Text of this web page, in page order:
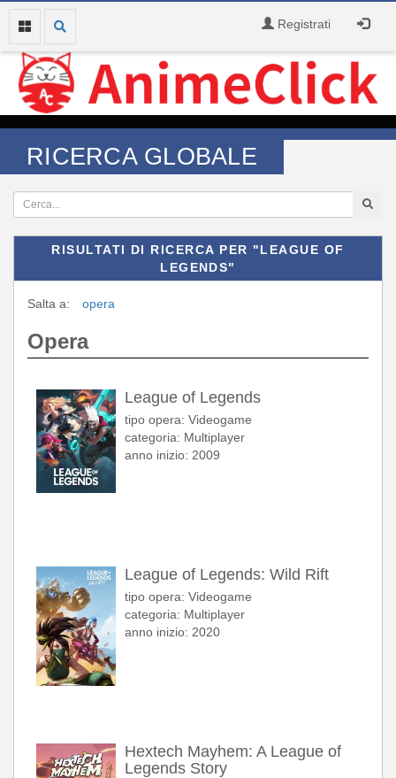
Registrati
RICERCA GLOBALE
RISULTATI DI RICERCA PER "LEAGUE OF
LEGENDS"
Salta a: opera
Opera
League of Legends
tipo opera: Videogame
categoria: Multiplayer
anno inizio: 2009
League of Legends: Wild Rift
tipo opera: Videogame
categoria: Multiplayer
anno inizio: 2020
Hextech Mayhem: A League of
Legends Story